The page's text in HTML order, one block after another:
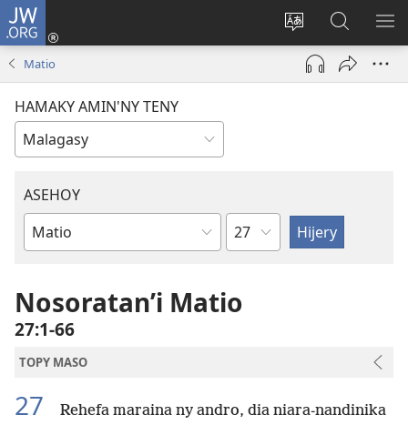
JW.ORG
Hiova
fiteny
Hiditra
(manokatra
rohy)
ato
Amin’ny
Matio
HAMAKY AMIN'NY TENY
ASEHOY
Boky
Amin’ny
Baiboly
Toko
Nosoratan’i Matio
27:1-66
TOPY MASO
27
Rehefa maraina ny andro, dia niara-nandinika